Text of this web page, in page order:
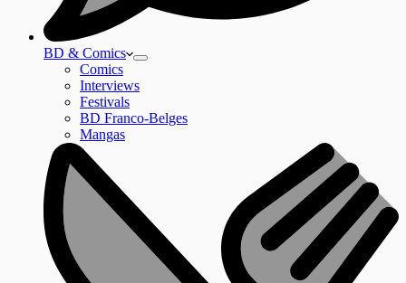
BD & Comics
Comics
Interviews
Festivals
BD Franco-Belges
Mangas